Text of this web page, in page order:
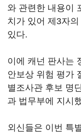
와 관련한 내용이
치가 있어 제3자
있다.
이에 캐넌 판사는
안보상 위험 평가
별조사관 후보 명
과 법무부에 지시
외신들은 이번 특